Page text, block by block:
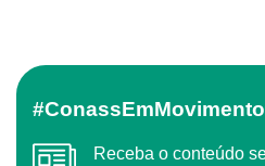
#ConassEmMovimento
Receba o conteúdo semanal do Conass com